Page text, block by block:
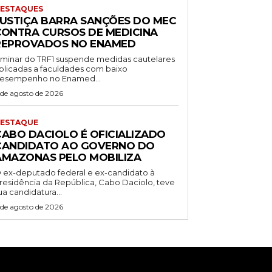
BARRA SANÇÕES DO MEC
CURSOS DE MEDICINA
NO ENAMED
do TRF1 suspende medidas cautelares
a faculdades com baixo
no Enamed...
agosto de 2026
DACIOLO É OFICIALIZADO
AO GOVERNO DO
PELO MOBILIZA
ex-deputado federal e ex-candidato à
da República, Cabo Daciolo, teve
candidatura...
agosto de 2026